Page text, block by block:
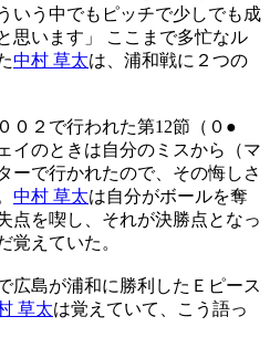
いう中でもピッチで少しでも成
思います」 ここまで多忙なル
中村 草太は、浦和戦に２つの
０２で行われた第12節（０●
イのときは自分のミスから（マ
ーで行かれたので、その悔しさ
中村 草太は自分がボールを奪
点を喫し、それが決勝点となっ
覚えていた。
広島が浦和に勝利したＥピース
草太は覚えていて、こう語っ